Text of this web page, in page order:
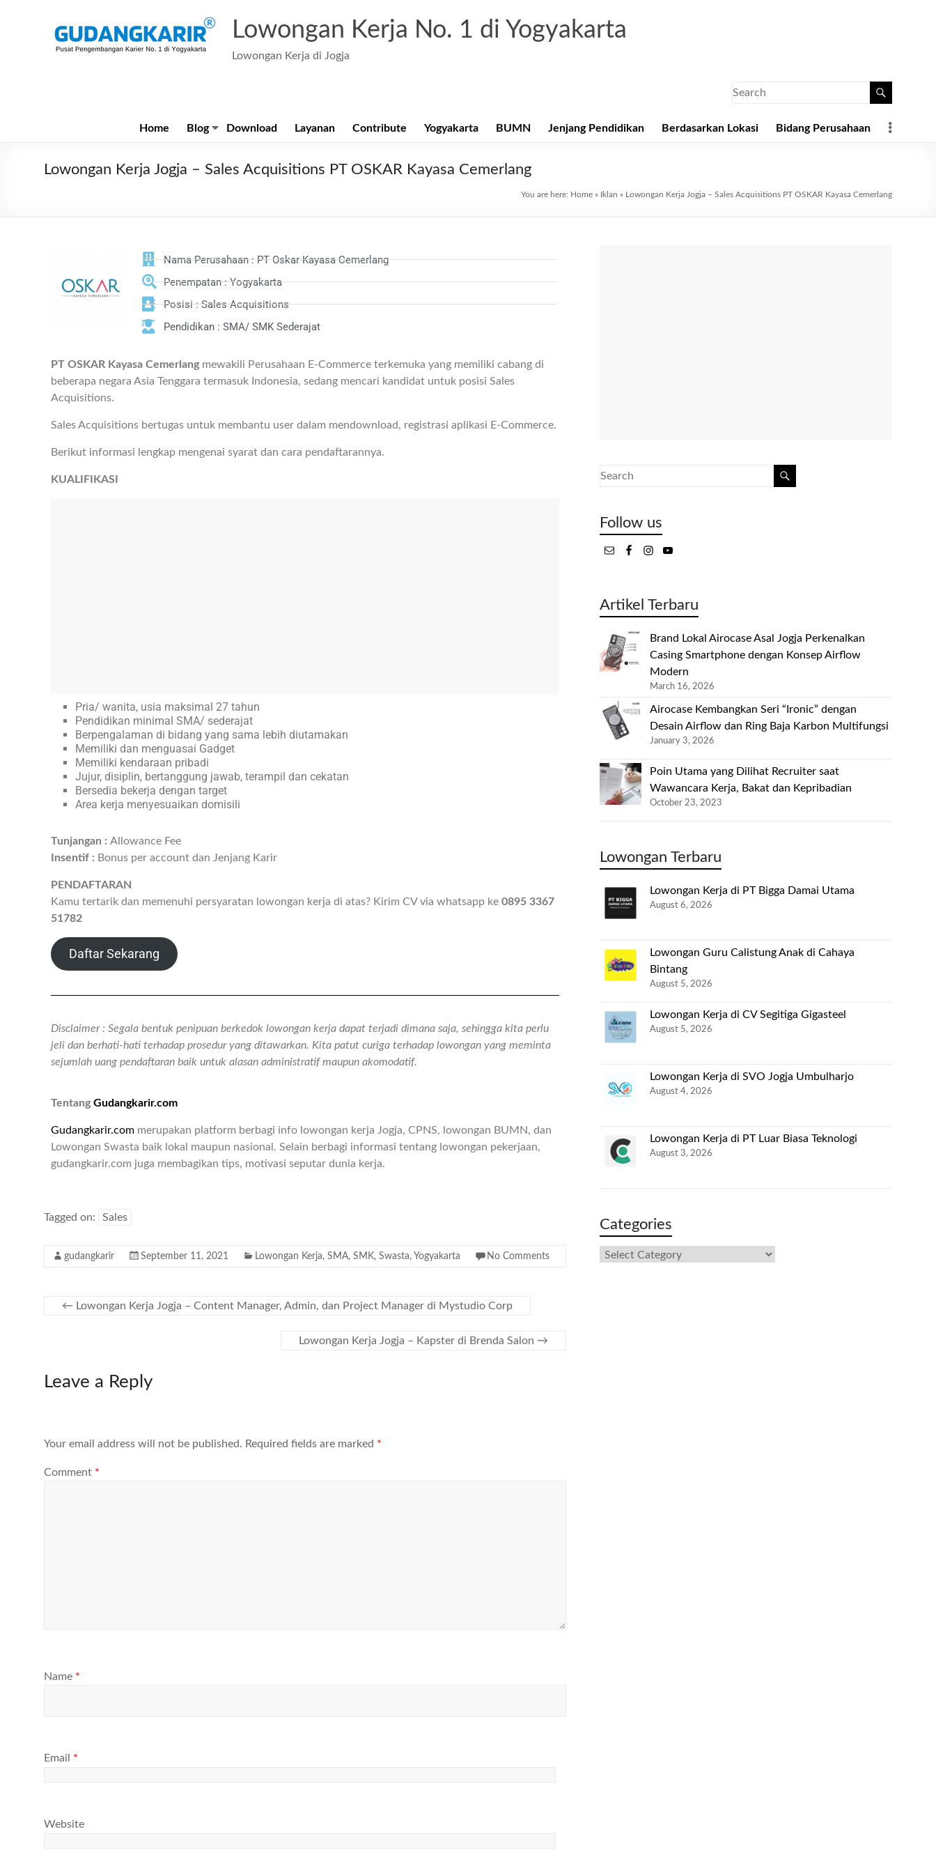
Lowongan Kerja No. 1 di Yogyakarta
Lowongan Kerja di Jogja
Home Blog Download Layanan Contribute Yogyakarta BUMN Jenjang Pendidikan Berdasarkan Lokasi Bidang Perusahaan
Lowongan Kerja Jogja – Sales Acquisitions PT OSKAR Kayasa Cemerlang
You are here: Home » Iklan » Lowongan Kerja Jogja – Sales Acquisitions PT OSKAR Kayasa Cemerlang
Nama Perusahaan : PT Oskar Kayasa Cemerlang
Penempatan : Yogyakarta
Posisi : Sales Acquisitions
Pendidikan : SMA/ SMK Sederajat
PT OSKAR Kayasa Cemerlang mewakili Perusahaan E-Commerce terkemuka yang memiliki cabang di
beberapa negara Asia Tenggara termasuk Indonesia, sedang mencari kandidat untuk posisi Sales
Acquisitions.
Sales Acquisitions bertugas untuk membantu user dalam mendownload, registrasi aplikasi E-Commerce.
Berikut informasi lengkap mengenai syarat dan cara pendaftarannya.
KUALIFIKASI
Pria/ wanita, usia maksimal 27 tahun
Pendidikan minimal SMA/ sederajat
Berpengalaman di bidang yang sama lebih diutamakan
Memiliki dan menguasai Gadget
Memiliki kendaraan pribadi
Jujur, disiplin, bertanggung jawab, terampil dan cekatan
Bersedia bekerja dengan target
Area kerja menyesuaikan domisili
Tunjangan : Allowance Fee
Insentif : Bonus per account dan Jenjang Karir
PENDAFTARAN
Kamu tertarik dan memenuhi persyaratan lowongan kerja di atas? Kirim CV via whatsapp ke 0895 3367
51782
Daftar Sekarang
Disclaimer : Segala bentuk penipuan berkedok lowongan kerja dapat terjadi dimana saja, sehingga kita perlu
jeli dan berhati-hati terhadap prosedur yang ditawarkan. Kita patut curiga terhadap lowongan yang meminta
sejumlah uang pendaftaran baik untuk alasan administratif maupun akomodatif.
Tentang Gudangkarir.com
Gudangkarir.com merupakan platform berbagi info lowongan kerja Jogja, CPNS, lowongan BUMN, dan
Lowongan Swasta baik lokal maupun nasional. Selain berbagi informasi tentang lowongan pekerjaan,
gudangkarir.com juga membagikan tips, motivasi seputar dunia kerja.
Tagged on: Sales
gudangkarir September 11, 2021 Lowongan Kerja, SMA, SMK, Swasta, Yogyakarta No Comments
← Lowongan Kerja Jogja – Content Manager, Admin, dan Project Manager di Mystudio Corp
Lowongan Kerja Jogja – Kapster di Brenda Salon →
Leave a Reply
Your email address will not be published. Required fields are marked *
Comment *
Name *
Email *
Website
Follow us
Artikel Terbaru
Brand Lokal Airocase Asal Jogja Perkenalkan
Casing Smartphone dengan Konsep Airflow
Modern
March 16, 2026
Airocase Kembangkan Seri “Ironic” dengan
Desain Airflow dan Ring Baja Karbon Multifungsi
January 3, 2026
Poin Utama yang Dilihat Recruiter saat
Wawancara Kerja, Bakat dan Kepribadian
October 23, 2023
Lowongan Terbaru
Lowongan Kerja di PT Bigga Damai Utama
August 6, 2026
Lowongan Guru Calistung Anak di Cahaya
Bintang
August 5, 2026
Lowongan Kerja di CV Segitiga Gigasteel
August 5, 2026
Lowongan Kerja di SVO Jogja Umbulharjo
August 4, 2026
Lowongan Kerja di PT Luar Biasa Teknologi
August 3, 2026
Categories